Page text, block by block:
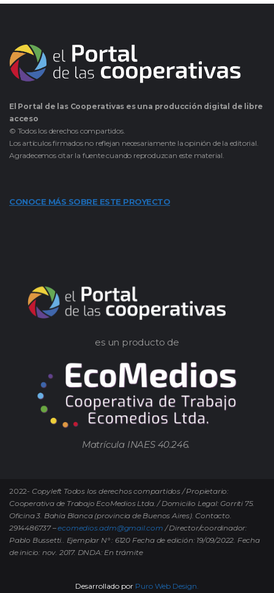
El Portal de las Cooperativas es una producción digital de libre
acceso
© Todos los derechos compartidos.
Los artículos firmados no reflejan necesariamente la opinión de la editorial.
Agradecemos citar la fuente cuando reproduzcan este material.
CONOCE MÁS SOBRE ESTE PROYECTO
es un producto de
Matrícula INAES 40.246.
2022- Copyleft Todos los derechos compartidos / Propietario:
Cooperativa de Trabajo EcoMedios Ltda. / Domicilio Legal: Gorriti 75.
Oficina 3. Bahía Blanca (provincia de Buenos Aires). Contacto.
2914486737 –ecomedios.adm@gmail.com / Director/coordinador:
Pablo Bussetti.. Ejemplar N° : 6120 Fecha de edición: 19/09/2022. Fecha
de inicio: nov. 2017. DNDA: En trámite
Desarrollado por Puro Web Design.